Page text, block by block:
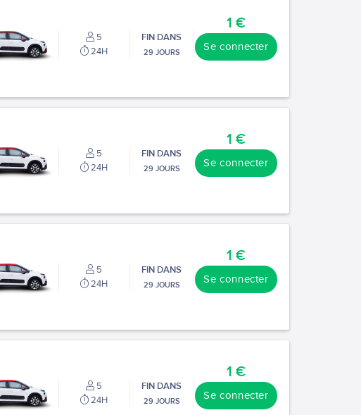
5
24H
FIN DANS
29 JOURS
1 €
Se connecter
5
24H
FIN DANS
29 JOURS
1 €
Se connecter
5
24H
FIN DANS
29 JOURS
1 €
Se connecter
5
24H
FIN DANS
29 JOURS
1 €
Se connecter